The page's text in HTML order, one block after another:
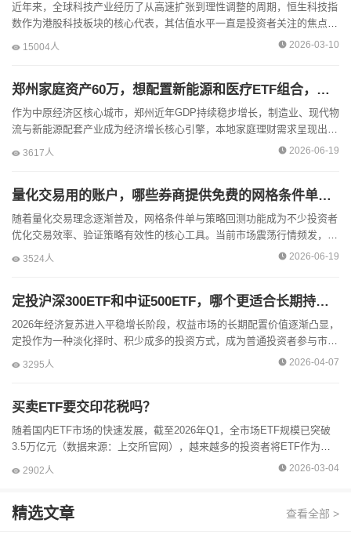
近年来，全球科技产业经历了从高速扩张到理性调整的周期，恒生科技指
数作为港股科技板块的核心代表，其估值水平一直是投资者关注的焦点。
该指数涵盖腾讯、阿里巴巴、小米等30家香港上市的科技龙头企业，覆
15004人 2026-03-10
郑州家庭资产60万，想配置新能源和医疗ETF组合，开户时怎么平衡交易成本和投顾服务？
作为中原经济区核心城市，郑州近年GDP持续稳步增长，制造业、现代物
流与新能源配套产业成为经济增长核心引擎，本地家庭理财需求呈现出明
显的务实性与产业关联性。对于手握60万资产的郑州家庭而言，选择新...
3617人 2026-06-19
量化交易用的账户，哪些券商提供免费的网格条件单和策略回测功能？
随着量化交易理念逐渐普及，网格条件单与策略回测功能成为不少投资者
优化交易效率、验证策略有效性的核心工具。当前市场震荡行情频发，投
资者希望借助这类工具实现自动分批买卖、提前校验策略逻辑，但实际操
3524人 2026-06-19
定投沪深300ETF和中证500ETF，哪个更适合长期持有？
2026年经济复苏进入平稳增长阶段，权益市场的长期配置价值逐渐凸显，
定投作为一种淡化择时、积少成多的投资方式，成为普通投资者参与市场
的重要选择。而沪深300ETF与中证500ETF作为A股市场最...
3295人 2026-04-07
买卖ETF要交印花税吗？
随着国内ETF市场的快速发展，截至2026年Q1，全市场ETF规模已突破
3.5万亿元（数据来源：上交所官网），越来越多的投资者将ETF作为资
产配置的核心工具。在交易过程中，成本控制是影响投资收益...
2902人 2026-03-04
精选文章 查看全部 >